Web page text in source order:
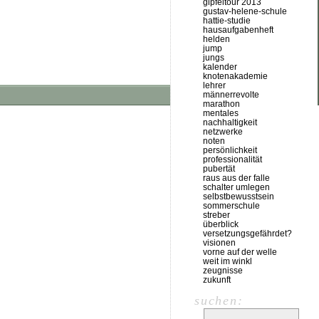
gipfeltour 2013
gustav-helene-schule
hattie-studie
hausaufgabenheft
helden
jump
jungs
kalender
knotenakademie
lehrer
männerrevolte
marathon
mentales
nachhaltigkeit
netzwerke
noten
persönlichkeit
professionalität
pubertät
raus aus der falle
schalter umlegen
selbstbewusstsein
sommerschule
streber
überblick
versetzungsgefährdet?
visionen
vorne auf der welle
weit im winkl
zeugnisse
zukunft
suchen: